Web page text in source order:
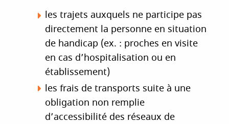
les trajets auxquels ne participe pas
directement la personne en situation
de handicap (ex. : proches en visite
en cas d’hospitalisation ou en
établissement)
les frais de transports suite à une
obligation non remplie
d’accessibilité des réseaux de